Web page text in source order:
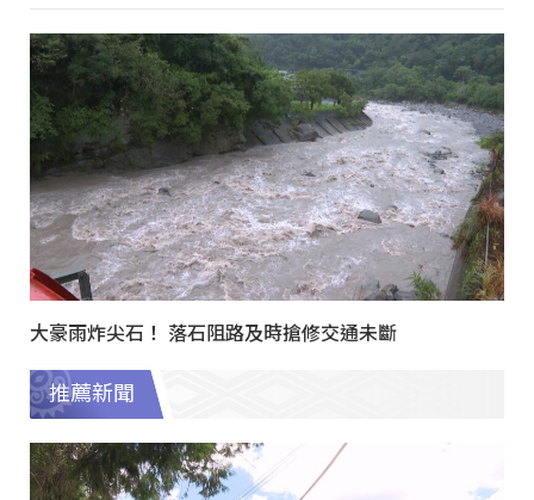
大豪雨炸尖石！ 落石阻路及時搶修交通未斷
推薦新聞